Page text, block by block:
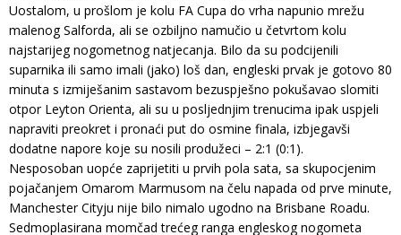
Uostalom, u prošlom je kolu FA Cupa do vrha napunio mrežu
malenog Salforda, ali se ozbiljno namučio u četvrtom kolu
najstarijeg nogometnog natjecanja. Bilo da su podcijenili
suparnika ili samo imali (jako) loš dan, engleski prvak je gotovo 80
minuta s izmiješanim sastavom bezuspješno pokušavao slomiti
otpor Leyton Orienta, ali su u posljednjim trenucima ipak uspjeli
napraviti preokret i pronaći put do osmine finala, izbjegavši ​​
dodatne napore koje su nosili produžeci – 2:1 (0:1).
Nesposoban uopće zaprijetiti u prvih pola sata, sa skupocjenim
pojačanjem Omarom Marmusom na čelu napada od prve minute,
Manchester Cityju nije bilo nimalo ugodno na Brisbane Roadu.
Sedmoplasirana momčad trećeg ranga engleskog nogometa